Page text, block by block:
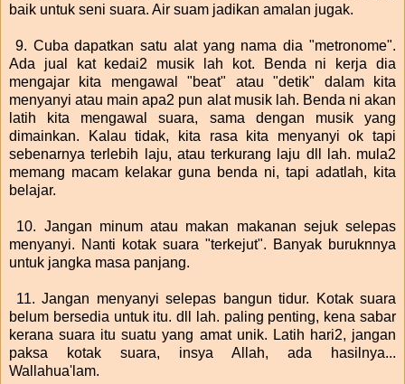
baik untuk seni suara. Air suam jadikan amalan jugak.
9. Cuba dapatkan satu alat yang nama dia "metronome".
Ada jual kat kedai2 musik lah kot. Benda ni kerja dia
mengajar kita mengawal "beat" atau "detik" dalam kita
menyanyi atau main apa2 pun alat musik lah. Benda ni akan
latih kita mengawal suara, sama dengan musik yang
dimainkan. Kalau tidak, kita rasa kita menyanyi ok tapi
sebenarnya terlebih laju, atau terkurang laju dll lah. mula2
memang macam kelakar guna benda ni, tapi adatlah, kita
belajar.
10. Jangan minum atau makan makanan sejuk selepas
menyanyi. Nanti kotak suara "terkejut". Banyak buruknnya
untuk jangka masa panjang.
11. Jangan menyanyi selepas bangun tidur. Kotak suara
belum bersedia untuk itu. dll lah. paling penting, kena sabar
kerana suara itu suatu yang amat unik. Latih hari2, jangan
paksa kotak suara, insya Allah, ada hasilnya...
Wallahua'lam.